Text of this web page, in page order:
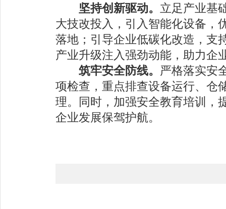
坚持创新驱动。 立足产业基
大技改投入，引入智能化设备，
落地；引导企业低碳化改造，支
产业升级注入强劲动能，助力企
筑牢安全防线。 严格落实安
项检查，重点排查设备运行、仓
理。同时，加强安全教育培训，
企业发展保驾护航。